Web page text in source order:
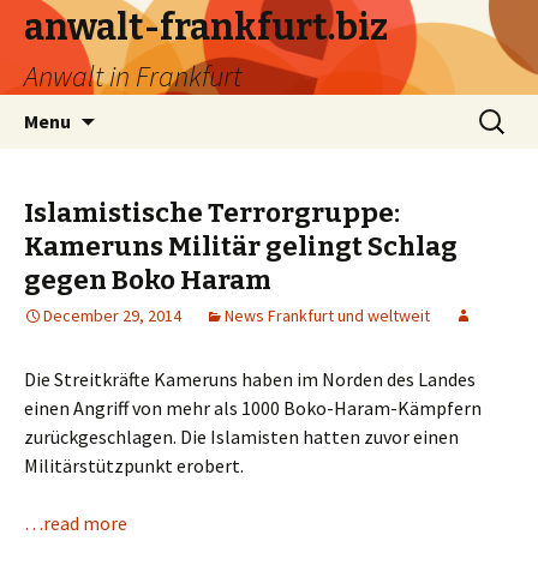
anwalt-frankfurt.biz
Anwalt in Frankfurt
Menu
Search
for:
Islamistische Terrorgruppe:
Kameruns Militär gelingt Schlag
gegen Boko Haram
December 29, 2014 News Frankfurt und weltweit
Die Streitkräfte Kameruns haben im Norden des Landes
einen Angriff von mehr als 1000 Boko-Haram-Kämpfern
zurückgeschlagen. Die Islamisten hatten zuvor einen
Militärstützpunkt erobert.
…read more